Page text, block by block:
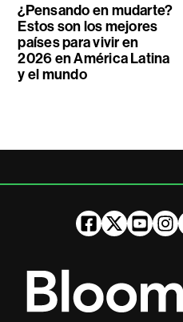
¿Pensando en mudarte?
Estos son los mejores
países para vivir en
2026 en América Latina
y el mundo